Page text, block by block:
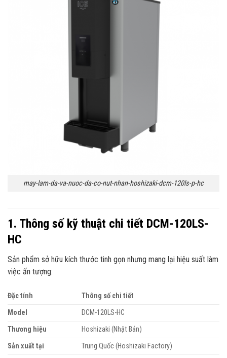
may-lam-da-va-nuoc-da-co-nut-nhan-hoshizaki-dcm-120ls-p-hc
1. Thông số kỹ thuật chi tiết DCM-120LS-
HC
Sản phẩm sở hữu kích thước tinh gọn nhưng mang lại hiệu suất làm
việc ấn tượng:
Đặc tính
Thông số chi tiết
Model
DCM-120LS-HC
Thương hiệu
Hoshizaki (Nhật Bản)
Sản xuất tại
Trung Quốc (Hoshizaki Factory)